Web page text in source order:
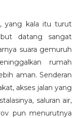
yang kala itu turut
datang sangat
suara gemuruh
rumah
aman. Senderan
akses jalan yang
saluran air,
pun menurutnya